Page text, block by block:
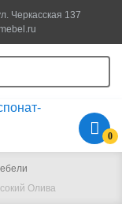
Черкасская 137
0
Олива